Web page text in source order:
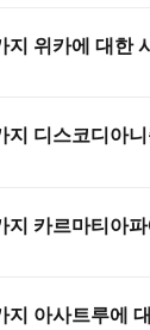
지 위카에 대한
지 디스코디아
지 카르마티아
지 아사트루에